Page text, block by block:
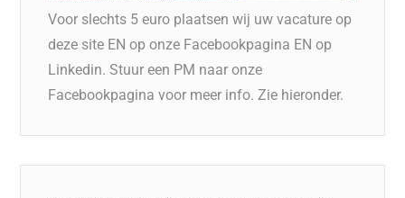
Voor slechts 5 euro plaatsen wij uw vacature op
deze site EN op onze Facebookpagina EN op
Linkedin. Stuur een PM naar onze
Facebookpagina voor meer info. Zie hieronder.